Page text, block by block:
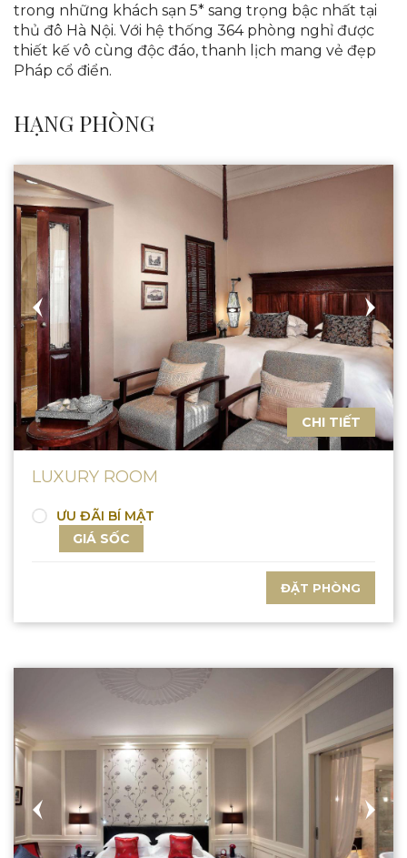
trong những khách sạn 5* sang trọng bậc nhất tại
thủ đô Hà Nội. Với hệ thống 364 phòng nghỉ được
thiết kế vô cùng độc đáo, thanh lịch mang vẻ đẹp
Pháp cổ điển.
HẠNG PHÒNG
CHI TIẾT
LUXURY ROOM
ƯU ĐÃI BÍ MẬT
GIÁ SỐC
ĐẶT PHÒNG